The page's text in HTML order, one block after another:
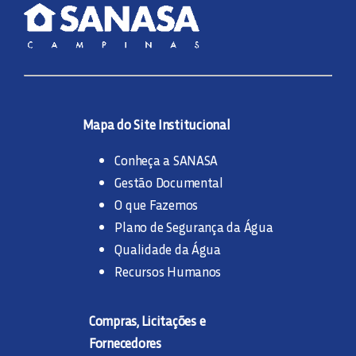
Mapa do Site Institucional
Conheça a SANASA
Gestão Documental
O que Fazemos
Plano de Segurança da Água
Qualidade da Água
Recursos Humanos
Compras, Licitações e
Fornecedores